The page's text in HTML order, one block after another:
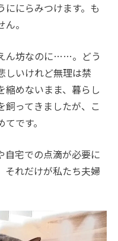
ににらみつけます。も
。
ん坊なのに……。どう
しいけれど無理は禁
縮めないまま、暮らし
飼ってきましたが、こ
です。
宅での点滴が必要に
れだけが私たち夫婦